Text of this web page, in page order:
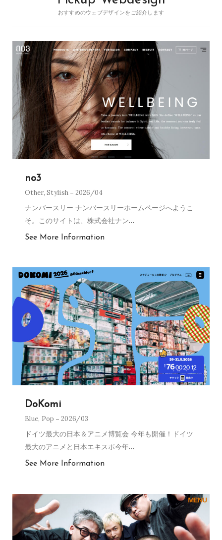
おすすめのウェブデザインをご紹介します
no3
Other,Stylish 2026/04
ナンバースリー ナンバースリーホームページへようこ
そ。このサイトは、株式会社ナン…
See More Information
DoKomi
Blue, Pop 2026/03
ドイツ最大の日本＆アニメ博覧会 今年も開催！ドイツ
最大のアニメと日本エキスポ今年…
See More Information